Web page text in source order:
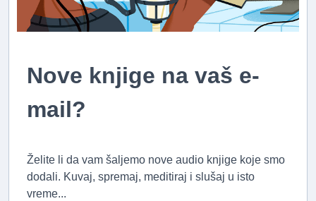
Nove knjige na vaš e-
mail?
Želite li da vam šaljemo nove audio knjige koje smo
dodali. Kuvaj, spremaj, meditiraj i slušaj u isto
vreme...